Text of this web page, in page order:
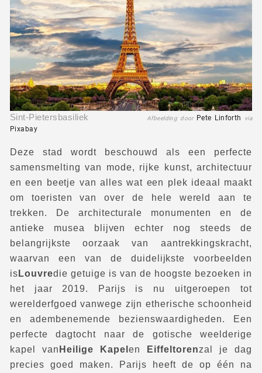
Sint-Pietersbasiliek Afbeelding door Pete Linforth via
Pixabay
Deze stad wordt beschouwd als een perfecte
samensmelting van mode, rijke kunst, architectuur
en een beetje van alles wat een plek ideaal maakt
om toeristen van over de hele wereld aan te
trekken. De architecturale monumenten en de
antieke musea blijven echter nog steeds de
belangrijkste oorzaak van aantrekkingskracht,
waarvan een van de duidelijkste voorbeelden
is Louvredie getuige is van de hoogste bezoeken in
het jaar 2019. Parijs is nu uitgeroepen tot
werelderfgoed vanwege zijn etherische schoonheid
en adembenemende bezienswaardigheden. Een
perfecte dagtocht naar de gotische weelderige
kapel van Heilige Kapel en Eiffeltorenzal je dag
precies goed maken. Parijs heeft de op één na